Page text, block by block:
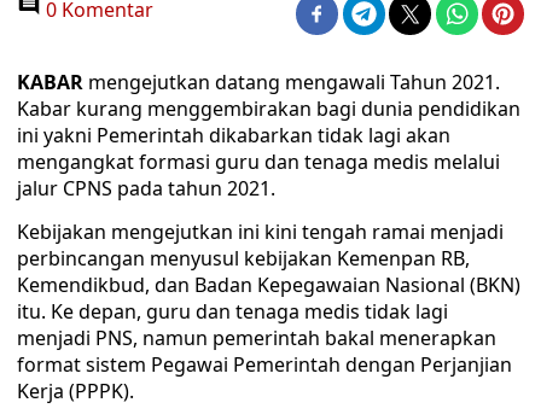
0 Komentar
KABAR mengejutkan datang mengawali Tahun 2021.
Kabar kurang menggembirakan bagi dunia pendidikan
ini yakni Pemerintah dikabarkan tidak lagi akan
mengangkat formasi guru dan tenaga medis melalui
jalur CPNS pada tahun 2021.
Kebijakan mengejutkan ini kini tengah ramai menjadi
perbincangan menyusul kebijakan Kemenpan RB,
Kemendikbud, dan Badan Kepegawaian Nasional (BKN)
itu. Ke depan, guru dan tenaga medis tidak lagi
menjadi PNS, namun pemerintah bakal menerapkan
format sistem Pegawai Pemerintah dengan Perjanjian
Kerja (PPPK).